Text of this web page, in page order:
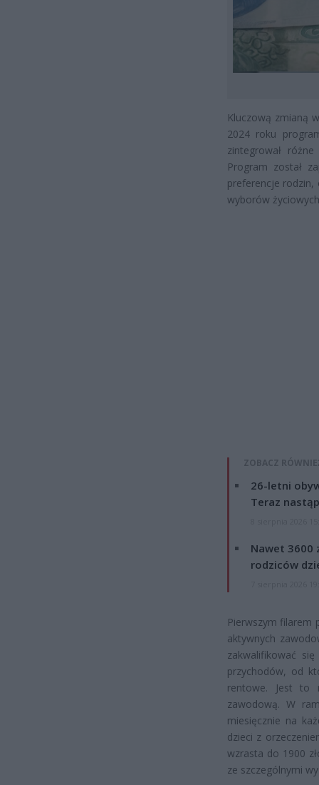
Kluczową zmianą
2024 roku
zintegrował
Program został
preferencje
wyborów
ZOBACZ
26-letni
Teraz
Nawet 3600
rodziców
Pierwszym filarem
aktywnych
zakwalifikować
przychodów, od
rentowe. Jest to
zawodową. W
miesięcznie na
dzieci z
wzrasta do 1900
ze szczególnymi